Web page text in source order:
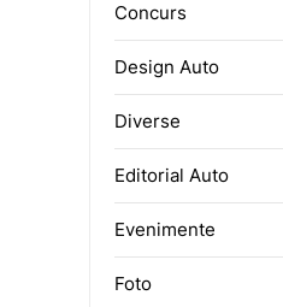
Concurs
Design Auto
Diverse
Editorial Auto
Evenimente
Foto